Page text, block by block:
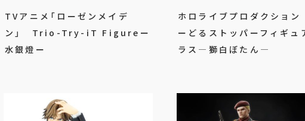
TVアニメ「ローゼンメイデ
ン」 Trio-Try-iT Figureー
水銀燈ー
ホロライブプロダクショ
ーどるストッパーフィギュ
ラス―獅白ぼたん―